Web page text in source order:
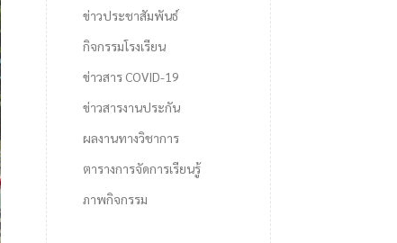
ข่าวประชาสัมพันธ์
กิจกรรมโรงเรียน
ข่าวสาร COVID-19
ข่าวสารงานประกัน
ผลงานทางวิชาการ
ตารางการจัดการเรียนรู้
ภาพกิจกรรม